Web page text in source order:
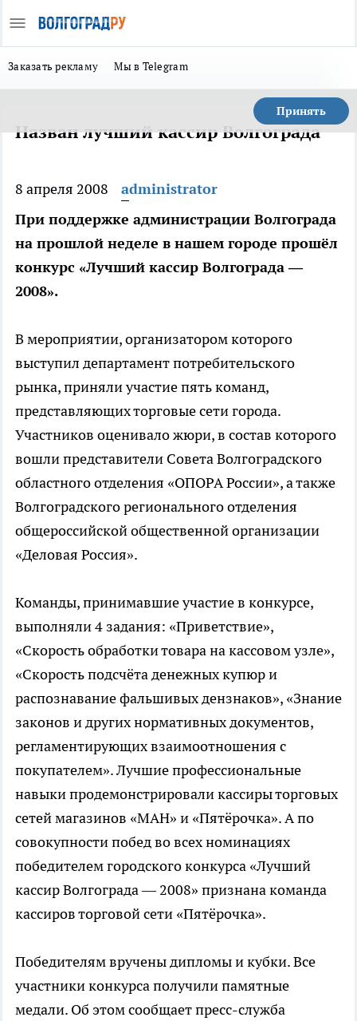
Заказать рекламу Мы в Telegram
Принять
Назван лучший кассир Волгограда
8 апреля 2008
administrator
При поддержке администрации Волгограда
на прошлой неделе в нашем городе прошёл
конкурс «Лучший кассир Волгограда —
2008».
В мероприятии, организатором которого
выступил департамент потребительского
рынка, приняли участие пять команд,
представляющих торговые сети города.
Участников оценивало жюри, в состав которого
вошли представители Совета Волгоградского
областного отделения «ОПОРА России», а также
Волгоградского регионального отделения
общероссийской общественной организации
«Деловая Россия».
Команды, принимавшие участие в конкурсе,
выполняли 4 задания: «Приветствие»,
«Скорость обработки товара на кассовом узле»,
«Скорость подсчёта денежных купюр и
распознавание фальшивых дензнаков», «Знание
законов и других нормативных документов,
регламентирующих взаимоотношения с
покупателем». Лучшие профессиональные
навыки продемонстрировали кассиры торговых
сетей магазинов «МАН» и «Пятёрочка». А по
совокупности побед во всех номинациях
победителем городского конкурса «Лучший
кассир Волгограда — 2008» признана команда
кассиров торговой сети «Пятёрочка».
Победителям вручены дипломы и кубки. Все
участники конкурса получили памятные
медали. Об этом сообщает пресс-служба